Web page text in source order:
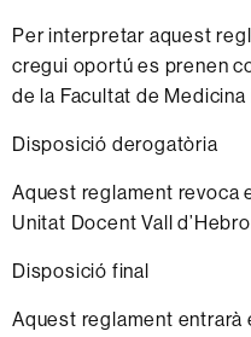
Per interpretar aquest
cregui oportú es prenen
de la Facultat de
Disposició derogatòria
Aquest reglament revoca
Unitat Docent Vall d’
Disposició final
Aquest reglament entrarà